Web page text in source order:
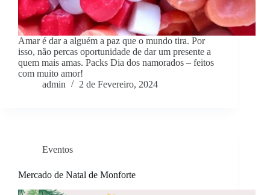
Amar é dar a alguém a paz que o mundo tira. Por
isso, não percas oportunidade de dar um presente a
quem mais amas. Packs Dia dos namorados – feitos
com muito amor!
admin
2 de Fevereiro, 2024
Eventos
Mercado de Natal de Monforte